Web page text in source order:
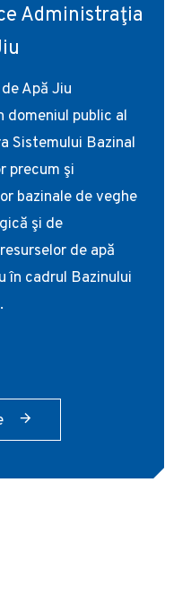
Administraţia
Apă Jiu
domeniul public al
Sistemului Bazinal
precum şi
bazinale de veghe
şi de
de apă
în cadrul Bazinului